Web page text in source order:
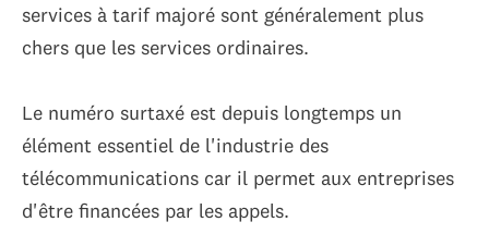
services à tarif majoré sont généralement plus
chers que les services ordinaires.
Le numéro surtaxé est depuis longtemps un
élément essentiel de l'industrie des
télécommunications car il permet aux entreprises
d'être financées par les appels.